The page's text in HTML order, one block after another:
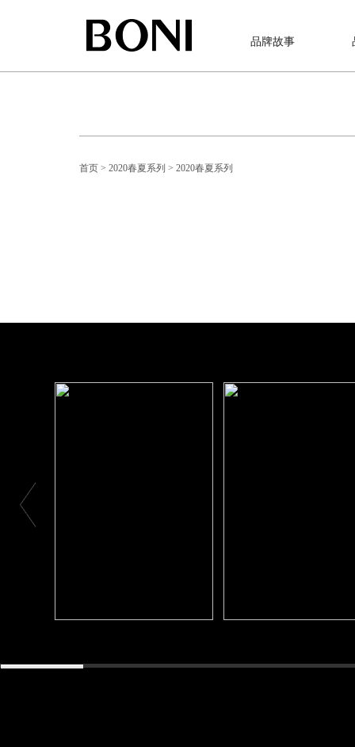
品牌故事
首页 > 2020春夏系列 > 2020春夏系列